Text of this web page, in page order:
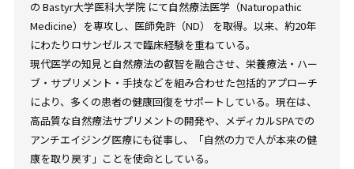
の Bastyr大学医科大学院 にて自然療法医学（Naturopathic
Medicine）を専攻し、医師免許（ND） を取得。以来、約20年
にわたりロサンゼルスで臨床経験を重ねている。
現代医学の知見と自然療法の叡智を融合させ、栄養療法・ハー
ブ・サプリメント・手技などを組み合わせた包括的アプローチ
により、多くの患者の健康回復をサポートしている。現在は、
高品質な自然療法サプリメントの開発や、メディカルSPAでの
アンチエイジング医療にも従事し、「自然の力で人が本来の健
康を取り戻す」ことを使命としている。